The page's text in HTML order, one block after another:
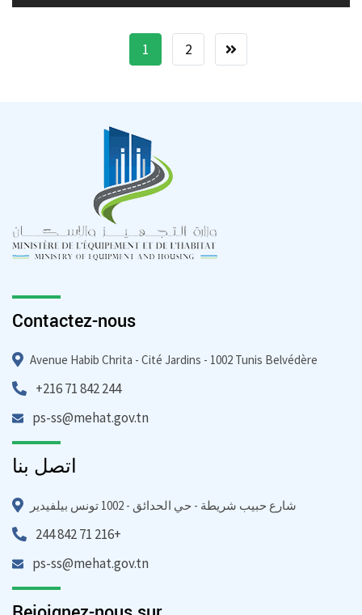
1 2
Contactez-nous
Avenue Habib Chrita - Cité Jardins - 1002 Tunis Belvédère
+216 71 842 244
ps-ss@mehat.gov.tn
اتصل بنا
شارع حبيب شريطة - حي الحدائق - 1002 تونس بيلفيدير
244 842 71 216+
ps-ss@mehat.gov.tn